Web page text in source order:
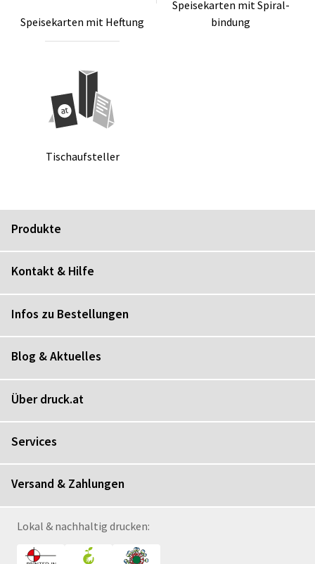
Spei­se­kar­ten mit Hef­tung
Spei­se­kar­ten mit Spi­ral­
bin­dung
Tischauf­stel­ler
Produkte
Kontakt & Hilfe
Infos zu Bestellungen
Blog & Aktuelles
Über druck.at
Services
Versand & Zahlungen
Lokal & nachhaltig drucken: